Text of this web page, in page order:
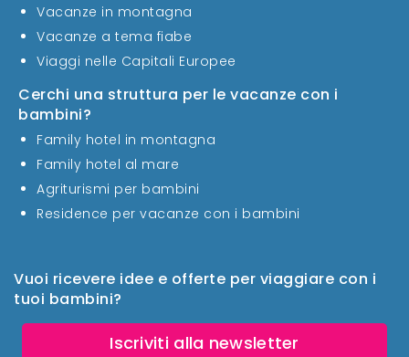
Vuoi ricevere idee e offerte per viaggiare con i
tuoi bambini?
Iscriviti alla newsletter
Vacanze in montagna
Vacanze a tema fiabe
Viaggi nelle Capitali Europee
Cerchi una struttura per le vacanze con i
bambini?
Family hotel in montagna
Family hotel al mare
Agriturismi per bambini
Residence per vacanze con i bambini